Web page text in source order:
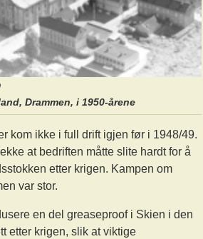
Drammen, i 1950-årene
kom ikke i full drift igjen før i 1948/49.
at bedriften måtte slite hardt for å
etter krigen. Kampen om
var stor.
en del greaseproof i Skien i den
etter krigen, slik at viktige